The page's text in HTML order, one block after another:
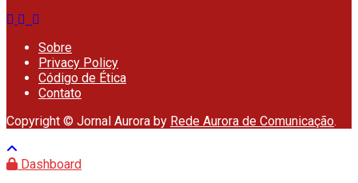
Sobre
Privacy Policy
Código de Ética
Contato
Copyright © Jornal Aurora by Rede Aurora de Comunicação.
Dashboard